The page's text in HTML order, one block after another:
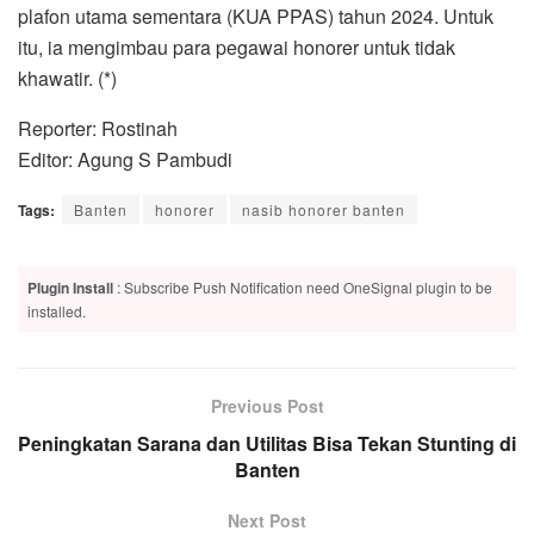
plafon utama sementara (KUA PPAS) tahun 2024. Untuk
itu, ia mengimbau para pegawai honorer untuk tidak
khawatir. (*)
Reporter: Rostinah
Editor: Agung S Pambudi
Tags: Banten honorer nasib honorer banten
Plugin Install : Subscribe Push Notification need OneSignal plugin to be
installed.
Previous Post
Peningkatan Sarana dan Utilitas Bisa Tekan Stunting di
Banten
Next Post